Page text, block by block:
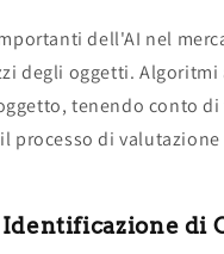
dell'AI nel
degli oggetti.
tenendo conto
processo di
di